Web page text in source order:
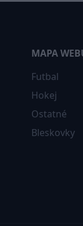
MAPA
Futbal
Hokej
Ostatné
Bleskovky